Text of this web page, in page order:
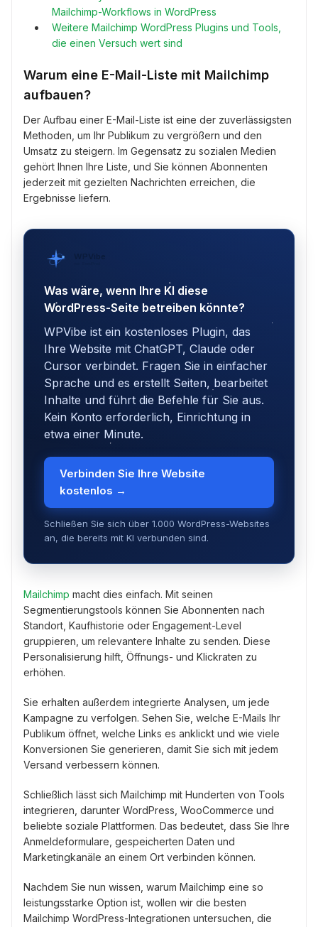
Mailchimp-Workflows in WordPress
Weitere Mailchimp WordPress Plugins und Tools,
die einen Versuch wert sind
Warum eine E-Mail-Liste mit Mailchimp
aufbauen?
Der Aufbau einer E-Mail-Liste ist eine der zuverlässigsten
Methoden, um Ihr Publikum zu vergrößern und den
Umsatz zu steigern. Im Gegensatz zu sozialen Medien
gehört Ihnen Ihre Liste, und Sie können Abonnenten
jederzeit mit gezielten Nachrichten erreichen, die
Ergebnisse liefern.
WPVibe
Was wäre, wenn Ihre KI diese
WordPress-Seite betreiben könnte?
WPVibe ist ein kostenloses Plugin, das
Ihre Website mit ChatGPT, Claude oder
Cursor verbindet. Fragen Sie in einfacher
Sprache und es erstellt Seiten, bearbeitet
Inhalte und führt die Befehle für Sie aus.
Kein Konto erforderlich, Einrichtung in
etwa einer Minute.
Verbinden Sie Ihre Website
kostenlos →
Schließen Sie sich über 1.000 WordPress-Websites
an, die bereits mit KI verbunden sind.
Mailchimp macht dies einfach. Mit seinen
Segmentierungstools können Sie Abonnenten nach
Standort, Kaufhistorie oder Engagement-Level
gruppieren, um relevantere Inhalte zu senden. Diese
Personalisierung hilft, Öffnungs- und Klickraten zu
erhöhen.
Sie erhalten außerdem integrierte Analysen, um jede
Kampagne zu verfolgen. Sehen Sie, welche E-Mails Ihr
Publikum öffnet, welche Links es anklickt und wie viele
Konversionen Sie generieren, damit Sie sich mit jedem
Versand verbessern können.
Schließlich lässt sich Mailchimp mit Hunderten von Tools
integrieren, darunter WordPress, WooCommerce und
beliebte soziale Plattformen. Das bedeutet, dass Sie Ihre
Anmeldeformulare, gespeicherten Daten und
Marketingkanäle an einem Ort verbinden können.
Nachdem Sie nun wissen, warum Mailchimp eine so
leistungsstarke Option ist, wollen wir die besten
Mailchimp WordPress-Integrationen untersuchen, die